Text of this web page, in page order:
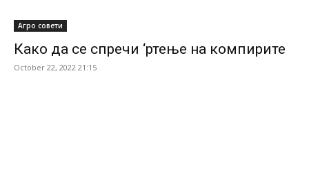
Агро совети
Како да се спречи ‘ртење на компирите
October 22, 2022 21:15